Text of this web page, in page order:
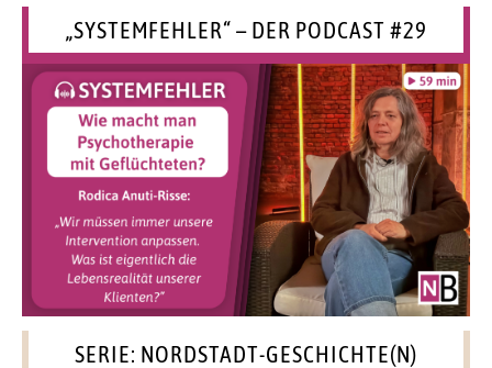
„SYSTEMFEHLER“ – DER PODCAST #29
SERIE: NORDSTADT-GESCHICHTE(N)